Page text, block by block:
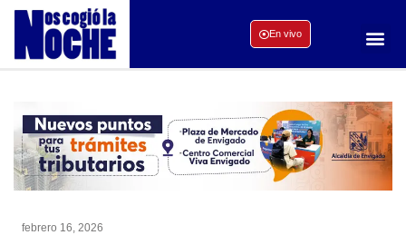
En vivo
febrero 16, 2026